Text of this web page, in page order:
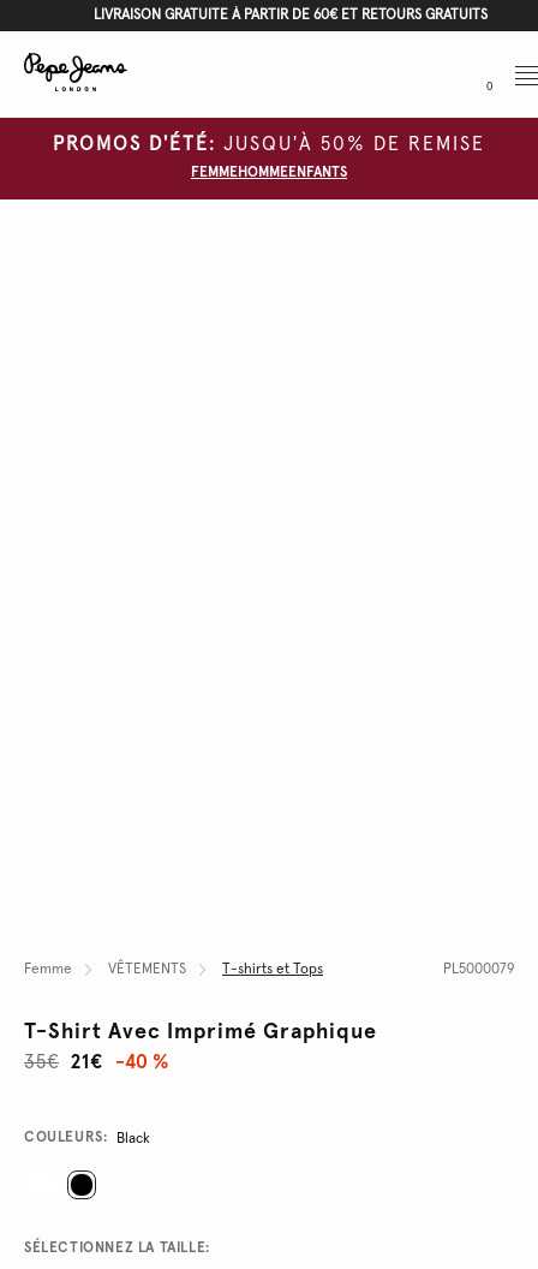
LIVRAISON GRATUITE À PARTIR DE 60€ ET RETOURS GRATUITS
0
PROMOS D'ÉTÉ: JUSQU'À 50% DE REMISE
FEMMEHOMMEENFANTS
Femme VÊTEMENTS T-shirts et Tops PL5000079
T-Shirt Avec Imprimé Graphique
21€
35€ -40 %
Promotions
Variations
COULEURS: Black
SÉLECTIONNEZ LA TAILLE: